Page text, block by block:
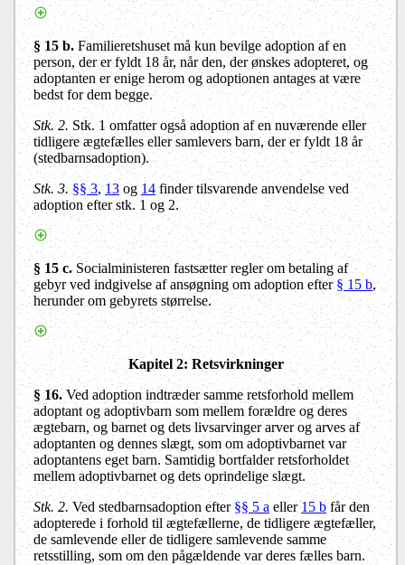
§ 15 b.Familieretshuset må kun bevilge adoption af en
person, der er fyldt 18 år, når den, der ønskes adopteret, og
adoptanten er enige herom og adoptionen antages at være
bedst for dem begge.
Stk. 2. Stk. 1 omfatter også adoption af en nuværende eller
tidligere ægtefælles eller samlevers barn, der er fyldt 18 år
(stedbarnsadoption).
Stk. 3. §§ 3,13 og14finder tilsvarende anvendelse ved
adoption efter stk. 1 og 2.
§ 15 c.Socialministeren fastsætter regler om betaling af
gebyr ved indgivelse af ansøgning om adoption efter§ 15 b,
herunder om gebyrets størrelse.
Kapitel 2: Retsvirkninger
§ 16.Ved adoption indtræder samme retsforhold mellem
adoptant og adoptivbarn som mellem forældre og deres
ægtebarn, og barnet og dets livsarvinger arver og arves af
adoptanten og dennes slægt, som om adoptivbarnet var
adoptantens eget barn. Samtidig bortfalder retsforholdet
mellem adoptivbarnet og dets oprindelige slægt.
Stk. 2. Ved stedbarnsadoption efter§§ 5 a eller15 bfår den
adopterede i forhold til ægtefællerne, de tidligere ægtefæller,
de samlevende eller de tidligere samlevende samme
retsstilling, som om den pågældende var deres fælles barn.